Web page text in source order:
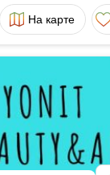
На карте